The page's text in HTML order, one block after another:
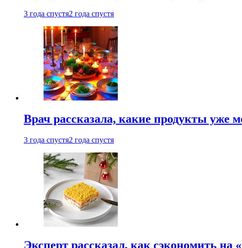
3 года спустя2 года спустя
Врач рассказала, какие продукты уже
3 года спустя2 года спустя
Эксперт рассказал, как сэкономить на